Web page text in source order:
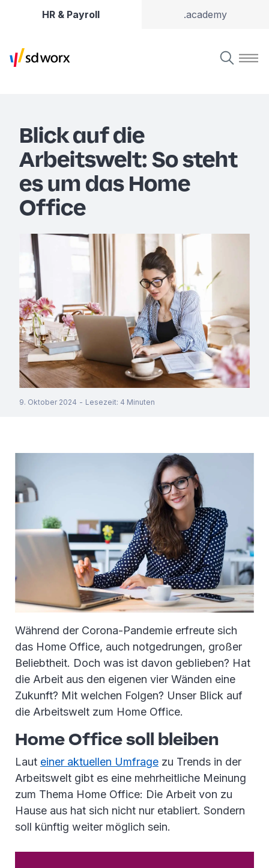
HR & Payroll .academy
Blick auf die
Arbeitswelt: So steht
es um das Home
Office
9. Oktober 2024 - Lesezeit: 4 Minuten
Während der Corona-Pandemie erfreute sich
das Home Office, auch notgedrungen, großer
Beliebtheit. Doch was ist davon geblieben? Hat
die Arbeit aus den eigenen vier Wänden eine
Zukunft? Mit welchen Folgen? Unser Blick auf
die Arbeitswelt zum Home Office.
Home Office soll bleiben
Laut einer aktuellen Umfrage zu Trends in der
Arbeitswelt gibt es eine mehrheitliche Meinung
zum Thema Home Office: Die Arbeit von zu
Hause aus hat sich nicht nur etabliert. Sondern
soll künftig weiter möglich sein.